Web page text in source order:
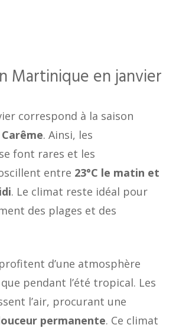
Martinique en janvier
correspond à la saison
Carême. Ainsi, les
font rares et les
entre 23°C le matin et
. Le climat reste idéal pour
des plages et des
d’une atmosphère
pendant l’été tropical. Les
l’air, procurant une
permanente. Ce climat